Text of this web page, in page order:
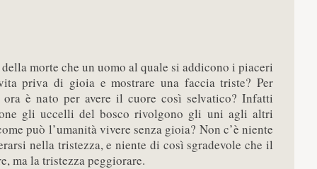
morte che un uomo al quale si addicono i piaceri
priva di gioia e mostrare una faccia triste? Per
è nato per avere il cuore così selvatico? Infatti
gli uccelli del bosco rivolgono gli uni agli altri
può l’umanità vivere senza gioia? Non c’è niente
nella tristezza, e niente di così sgradevole che il
ma la tristezza peggiorare.